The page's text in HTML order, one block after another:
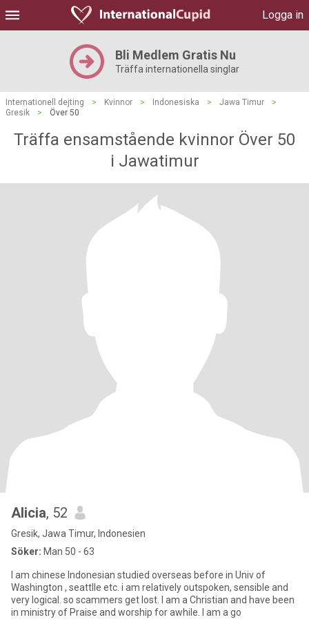
Logga in
Bli Medlem Gratis Nu
Träffa internationella singlar
Internationell dejting > Kvinnor > Indonesiska > Jawa Timur
>
Gresik
> Över 50
Träffa ensamstående kvinnor Över 50
i Jawatimur
Alicia, 52
Gresik, Jawa Timur, Indonesien
Söker: Man 50 - 63
I am chinese Indonesian studied overseas before in Univ of
Washington , seattlle etc. i am relatively outspoken, sensible and
very logical. so scammers get lost. I am a Christian and have been
in ministry of Praise and worship for awhile. I am a go